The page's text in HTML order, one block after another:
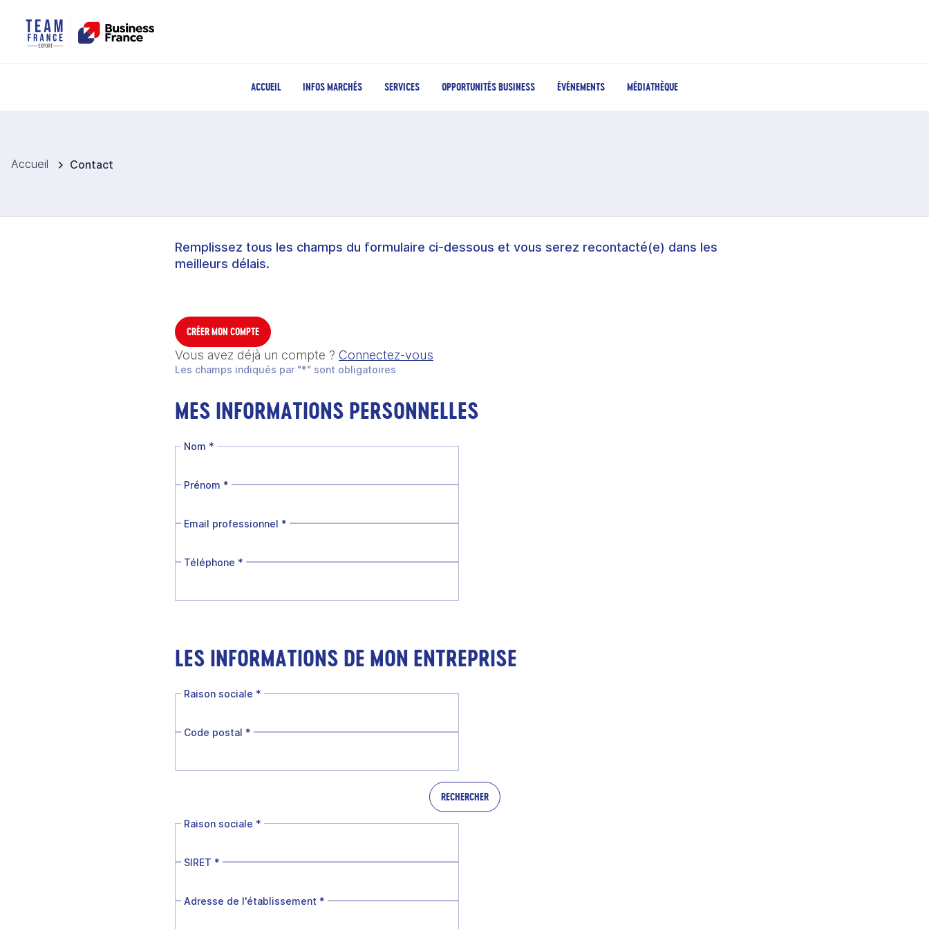
ACCUEIL INFOS MARCHÉS SERVICES OPPORTUNITÉS BUSINESS ÉVÉNEMENTS MÉDIATHÈQUE
Accueil Contact
Remplissez tous les champs du formulaire ci-dessous et vous serez recontacté(e) dans les
meilleurs délais.
CRÉER MON COMPTE
Vous avez déjà un compte ? Connectez-vous
Les champs indiqués par "*" sont obligatoires
MES INFORMATIONS PERSONNELLES
Nom *
Prénom *
Email professionnel *
Téléphone *
LES INFORMATIONS DE MON ENTREPRISE
Raison sociale *
Code postal *
RECHERCHER
Raison sociale *
SIRET *
Adresse de l'établissement *